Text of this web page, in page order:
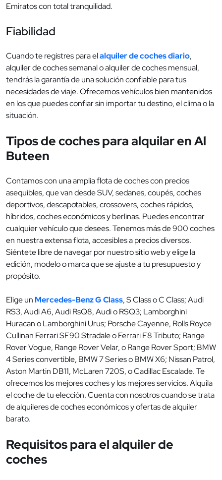
Emiratos con total tranquilidad.
Fiabilidad
Cuando te registres para elalquiler de coches diario,
alquiler de coches semanal o alquiler de coches mensual,
tendrás la garantía de una solución confiable para tus
necesidades de viaje. Ofrecemos vehículos bien mantenidos
en los que puedes confiar sin importar tu destino, el clima o la
situación.
Tipos de coches para alquilar en Al
Buteen
Contamos con una amplia flota de coches con precios
asequibles, que van desde SUV, sedanes, coupés, coches
deportivos, descapotables, crossovers, coches rápidos,
híbridos, coches económicos y berlinas. Puedes encontrar
cualquier vehículo que desees. Tenemos más de 900 coches
en nuestra extensa flota, accesibles a precios diversos.
Siéntete libre de navegar por nuestro sitio web y elige la
edición, modelo o marca que se ajuste a tu presupuesto y
propósito.
Elige un Mercedes-Benz G Class, S Class o C Class; Audi
RS3, Audi A6, Audi RsQ8, Audi o RSQ3; Lamborghini
Huracan o Lamborghini Urus; Porsche Cayenne, Rolls Royce
Cullinan Ferrari SF90 Stradale o Ferrari F8 Tributo; Range
Rover Vogue, Range Rover Velar, o Range Rover Sport; BMW
4 Series convertible, BMW 7 Series o BMW X6; Nissan Patrol,
Aston Martin DB11, McLaren 720S, o Cadillac Escalade. Te
ofrecemos los mejores coches y los mejores servicios. Alquila
el coche de tu elección. Cuenta con nosotros cuando se trata
de alquileres de coches económicos y ofertas de alquiler
barato.
Requisitos para el alquiler de
coches